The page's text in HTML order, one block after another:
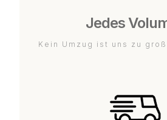
Jedes
Kein Umzug ist uns zu